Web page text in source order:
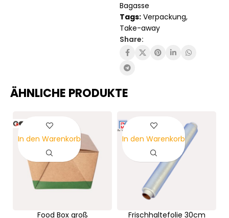
Bagasse
Tags: Verpackung,
Take-away
Share:
ÄHNLICHE PRODUKTE
Food Box groß
In den Warenkorb
Frischhaltefolie 30cm
In den Warenkorb